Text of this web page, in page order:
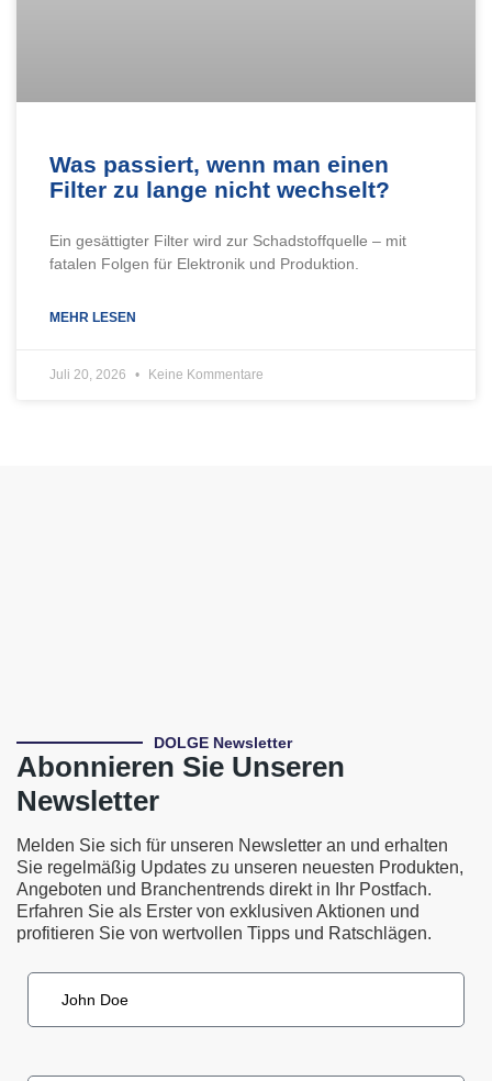
Was passiert, wenn man einen
Filter zu lange nicht wechselt?
Ein gesättigter Filter wird zur Schadstoffquelle – mit
fatalen Folgen für Elektronik und Produktion.
MEHR LESEN
Juli 20, 2026 Keine Kommentare
DOLGE Newsletter
Abonnieren Sie Unseren
Newsletter
Melden Sie sich für unseren Newsletter an und erhalten
Sie regelmäßig Updates zu unseren neuesten Produkten,
Angeboten und Branchentrends direkt in Ihr Postfach.
Erfahren Sie als Erster von exklusiven Aktionen und
profitieren Sie von wertvollen Tipps und Ratschlägen.